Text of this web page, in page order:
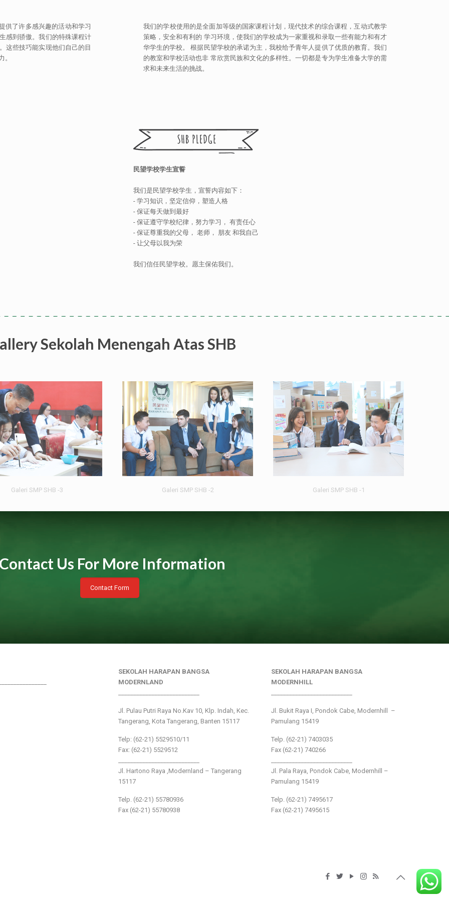
供了许多感兴趣的活动和学习
感到骄傲。我们的特殊课程计
这些技巧能实现他们自己的目
。
我们的学校使用的是全面加等级的国家课程计划，现代技术的综合课程，互动式教学
策略，安全和有利的 学习环境，使我们的学校成为一家重视和录取一些有能力和有才
华学生的学校。 根据民望学校的承诺为主，我校给予青年人提供了优质的教育。我们
的教室和学校活动也非 常欣赏民族和文化的多样性。一切都是专为学生准备大学的需
求和未来生活的挑战。
民望学校学生宣誓
我们是民望学校学生，宣誓内容如下：
- 学习知识，坚定信仰，塑造人格
- 保证每天做到最好
- 保证遵守学校纪律，努力学习， 有责任心
- 保证尊重我的父母， 老师， 朋友 和我自己
- 让父母以我为荣
我们信任民望学校。愿主保佑我们。
Sekolah Menengah Atas SHB
Galeri SMP SHB -3 Galeri SMP SHB -2 Galeri SMP SHB -1
Us For More Information
Contact Form
SEKOLAH HARAPAN BANGSA
MODERNLAND
Jl. Pulau Putri Raya No.Kav 10, Klp. Indah, Kec.
Tangerang, Kota Tangerang, Banten 15117
Telp: (62-21) 5529510/11
Fax: (62-21) 5529512
Jl. Hartono Raya ,Modernland – Tangerang
15117
Telp. (62-21) 55780936
Fax (62-21) 55780938
SEKOLAH HARAPAN BANGSA
MODERNHILL
Jl. Bukit Raya I, Pondok Cabe, Modernhill –
Pamulang 15419
Telp. (62-21) 7403035
Fax (62-21) 740266
Jl. Pala Raya, Pondok Cabe, Modernhill –
Pamulang 15419
Telp. (62-21) 7495617
Fax (62-21) 7495615